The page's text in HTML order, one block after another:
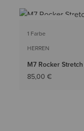
1 Farbe
HERREN
M7 Rocker
85,00 €